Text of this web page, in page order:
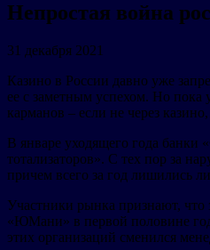
Непростая война
31 декабря 2021
Казино в России давно уже
ее с заметным успехом. Но пока
карманов – если не через
В январе уходящего года банки
тотализаторов». С тех пор за
причем всего за год лишились
Участники рынка признают, что
«ЮМани» в первой половине
этих организаций сменился